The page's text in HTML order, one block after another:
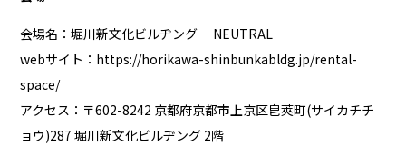
会場名：堀川新文化ビルヂング NEUTRAL
webサイト： https://horikawa-shinbunkabldg.jp/rental-
space/
アクセス：〒602-8242 京都府京都市上京区皀莢町(サイカチチ
ョウ)287 堀川新文化ビルヂング 2階